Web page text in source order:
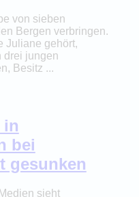
von sieben
Bergen verbringen.
Juliane gehört,
drei jungen
Besitz ...
in
bei
gesunken
sieht